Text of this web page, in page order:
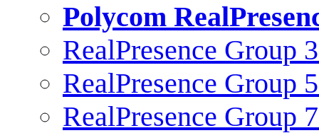
Polycom
RealPresence Group
RealPresence Group
RealPresence Group